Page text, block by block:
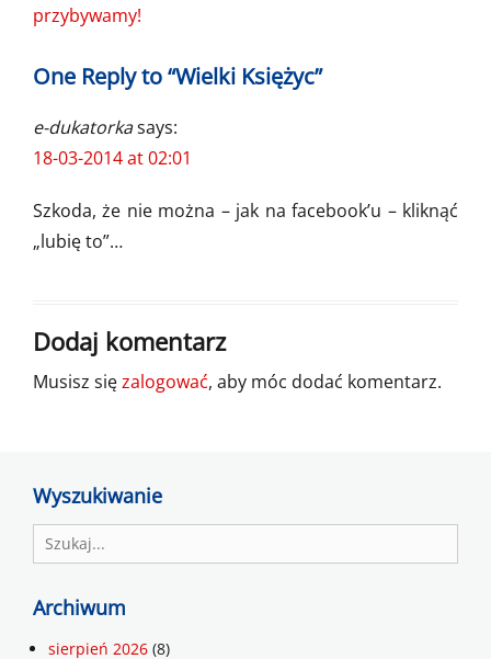
post:
przybywamy!
One Reply to “Wielki Księżyc”
e-dukatorkasays:
18-03-2014 at 02:01
Szkoda, że nie można – jak na facebook’u – kliknąć
„lubię to”…
Dodaj komentarz
Musisz sięzalogować, aby móc dodać komentarz.
Wyszukiwanie
Search
for:
Archiwum
sierpień 2026 (8)